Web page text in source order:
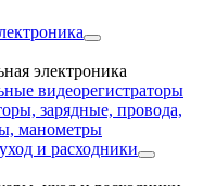
электроника
видеорегистраторы
зарядные, провода,
манометры
и расходники